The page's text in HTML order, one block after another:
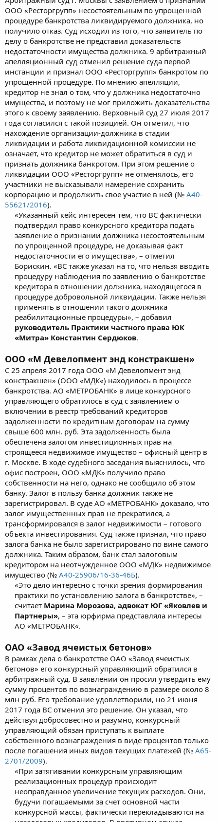
ООО «Ресторгрупп» несостоятельным по упрощенной
процедуре банкротства ликвидируемого должника, но
получило отказ. Суд исходил из того, что заявитель по
делу о банкротстве не представил доказательств
недостаточности имущества должника. 9 арбитражный
апелляционный суд отменил решение суда первой
инстанции и признал ООО «Ресторгрупп» банкротом по
упрощенной процедуре. По мнению апелляции,
кредитор не знал о том, что у должника недостаточно
имущества, и поэтому не мог приложить доказательства
этого к своему заявлению. Верховный суд 27 июля 2017
года согласился с такой позицией. Он отметил, что
нахождение организации-должника в стадии
ликвидации и работа ликвидационной комиссии не
означает, что кредитор не может обратиться в суд и
признать должника банкротом. При этом решение о
ликвидации ООО «Ресторгрупп» не отменялось, его
участники не высказывали намерение сохранить
корпорацию и продолжить свое участие в ней (№ А40-
55621/2016).
«Указанный кейс интересен тем, что ВС фактически
подтвердил право конкурсного кредитора подать
заявление о признании должника несостоятельным
по упрощенной процедуре, не доказывая факт
недостаточности его имущества», – отметил
Борискин. «ВС также указал на то, что нельзя вводить
процедуру наблюдения по заявлению о банкротстве
кредитора в отношении должника, находящегося в
процедуре добровольной ликвидации. Также нельзя
применять в отношении такого должника
реабилитационные процедуры», – добавил
руководитель Практики частного права ЮК
«Митра» Константин Сердюков.​
ООО «М Девелопмент энд констракшен»
С 25 апреля 2017 года ООО «М Девелопмент энд
констракшен» (ООО «МДК«) находилось в процессе
банкротства. АО «МЕТРОБАНК» в лице конкурсного
управляющего обратилось в суд с заявлением о
включении в реестр требований кредиторов
задолженности по кредитным договорам на сумму
свыше 600 млн. руб. Эта задолженность была
обеспечена залогом инвестиционных прав на
строящееся недвижимое имущество – офисный центр в
г. Москве. В ходе судебного заседания выяснилось, что
офис построен, ООО «МДК» получило право
собственности на него, однако не сообщило об этом
банку. Залог в пользу банка должник также не
зарегистрировал. В суде АО «МЕТРОБАНК» доказало, что
залог имущественных прав не прекратился, а
трансформировался в залог недвижимости – готового
объекта инвестирования. Суд также признал, что право
залога банка не было зарегистрировано по вине самого
должника. Таким образом, банк стал залоговым
кредитором на неотчужденное ООО «МДК» недвижимое
имущество (№ А40-25906/16-36-46Б).
«Это дело интересно с точки зрения формирования
практики по установлению залога в банкротстве», –
считает Марина Морозова, адвокат ЮГ «Яковлев и
Партнеры», – эта юрфирма представляла интересы
АО «МЕТРОБАНК«.​
ОАО «Завод ячеистых бетонов»
В рамках дела о банкротстве ОАО «Завод ячеистых
бетонов» его конкурсный управляющий обратился в
арбитражный суд. В заявлении он просил утвердить ему
сумму процентов по вознаграждению в размере около 8
млн руб. Его требование удовлетворили, но 21 июня
2017 года ВС отменил это решение. Он указал, что
действуя добросовестно и разумно, конкурсный
управляющий обязан приступать к выплате
собственного вознаграждения в виде процентов только
после погашения иных видов текущих платежей (№ А65-
2701/2009).
«При затягивании конкурсным управляющим
реализационных процедур происходит
неоправданное увеличение текущих расходов. Они,
будучи погашаемыми за счет основной части
конкурсной массы, фактически перекладываются на